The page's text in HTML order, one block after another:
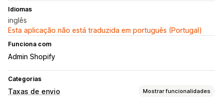
Idiomas
inglês
Esta aplicação não está traduzida em português (Portugal)
Funciona com
Admin Shopify
Categorias
Taxas de envio Mostrar funcionalidades